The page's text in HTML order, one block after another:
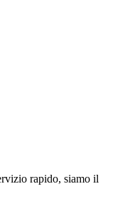
rapido, siamo il